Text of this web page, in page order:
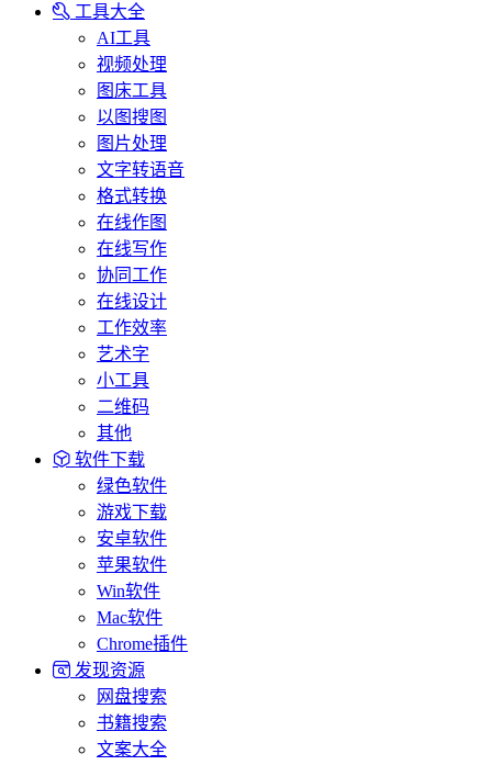
工具大全
AI工具
视频处理
图床工具
以图搜图
图片处理
文字转语音
格式转换
在线作图
在线写作
协同工作
在线设计
工作效率
艺术字
小工具
二维码
其他
软件下载
绿色软件
游戏下载
安卓软件
苹果软件
Win软件
Mac软件
Chrome插件
发现资源
网盘搜索
书籍搜索
文案大全